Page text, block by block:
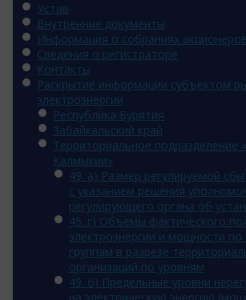
Устав
Внутренние документы
Информация о собраниях акционеров
Сведения о регистраторе
Контакты
Раскрытие информации субъектом
электроэнергии
Республика Бурятия
Забайкальский край
Территориальное подразделение
Калмыкии»
49. а) Размер регулируемой
с указанием решения
регулирующего органа об
45. г) Объемы фактического
электроэнергии и мощности
группам в разрезе
организаций по уровням
49. б) Предельные уровни